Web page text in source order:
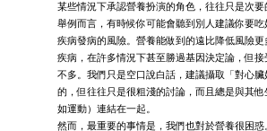
某些情況下承認營養扮演的角色，往往只是次要
舉例而言，有時候你可能會聽到別人建議你要吃
疾病發病的風險。營養能做到的遠比降低風險
疾病，在許多情況下甚至勝過基因決定論，但接
不多。我們只是空口說白話，建議攝取「對心
的，但往往只是很粗淺的討論，而且總是與其他
如運動）連結在一起。
然而，最重要的事情是，我們也對於營養很困